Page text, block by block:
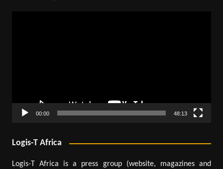
00:00 48:13
Logis-T Africa
Logis-T Africa is a press group (website, magazines and